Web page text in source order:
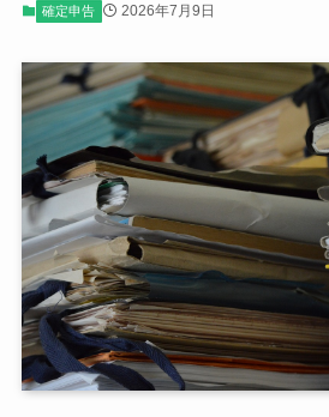
確定申告 2026年7月9日